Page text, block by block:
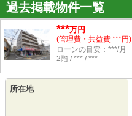
過去掲載物件一覧
***万円
(管理費・共益費 ***円)
ローンの目安：***/月
2階 / *** / ***
所在地